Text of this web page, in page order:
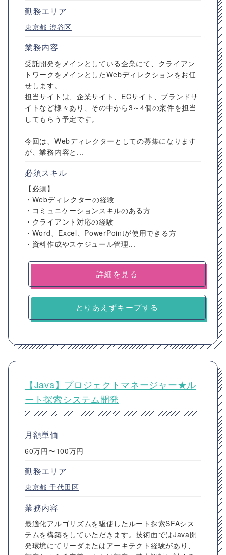
勤務エリア
東京都 渋谷区
業務内容
受託開発をメインとしている企業にて、クライアン
トワークをメインとしたWebディレクションをお任
せします。
担当サイトは、企業サイト、ECサイト、ブランドサ
イトなど様々あり、その中から3～4個の案件を担当
してもらう予定です。
今回は、Webディレクターとしての募集になります
が、業務内容と...
必須スキル
【必須】
・Webディレクターの経験
・コミュニケーションスキルのある方
・クライアント対応の経験
・Word、Excel、PowerPointが使用できる方
・資料作成やスケジュール管理...
詳細を見る
とりあえずキープする
【Java】プロジェクトマネージャー★ル
ート探索システム開発
月額単価
60万円〜100万円
勤務エリア
東京都 千代田区
業務内容
最適化アルゴリズムを駆使したルート探索SFAシス
テムを構築をしていただきます。技術面ではJava開
発環境にてリーダまたはアーキテクト経験があり、